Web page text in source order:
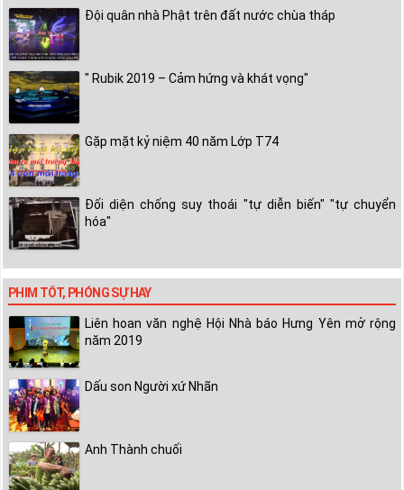
Đội quân nhà Phật trên đất nước chùa tháp
" Rubik 2019 – Cảm hứng và khát vọng"
Gặp mặt kỷ niệm 40 năm Lớp T74
Đối diện chống suy thoái "tự diễn biến" "tự chuyển
hóa"
PHIM TỐT, PHÓNG SỰ HAY
Liên hoan văn nghệ Hội Nhà báo Hưng Yên mở rộng
năm 2019
Dấu son Người xứ Nhãn
Anh Thành chuối